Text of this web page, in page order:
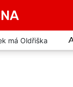
má Oldřiška